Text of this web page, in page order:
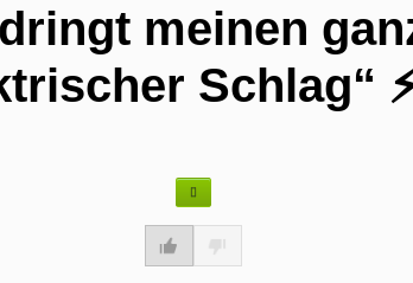
meinen
Schlag“